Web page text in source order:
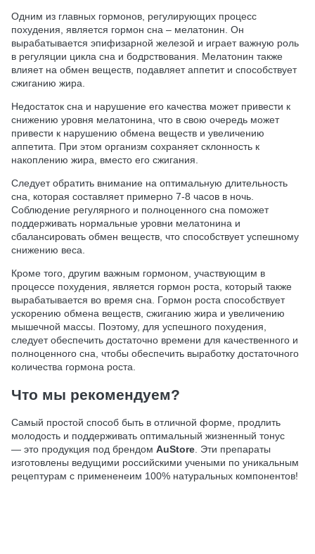
Одним из главных гормонов, регулирующих процесс
похудения, является гормон сна – мелатонин. Он
вырабатывается эпифизарной железой и играет важную роль
в регуляции цикла сна и бодрствования. Мелатонин также
влияет на обмен веществ, подавляет аппетит и способствует
сжиганию жира.
Недостаток сна и нарушение его качества может привести к
снижению уровня мелатонина, что в свою очередь может
привести к нарушению обмена веществ и увеличению
аппетита. При этом организм сохраняет склонность к
накоплению жира, вместо его сжигания.
Следует обратить внимание на оптимальную длительность
сна, которая составляет примерно 7-8 часов в ночь.
Соблюдение регулярного и полноценного сна поможет
поддерживать нормальные уровни мелатонина и
сбалансировать обмен веществ, что способствует успешному
снижению веса.
Кроме того, другим важным гормоном, участвующим в
процессе похудения, является гормон роста, который также
вырабатывается во время сна. Гормон роста способствует
ускорению обмена веществ, сжиганию жира и увеличению
мышечной массы. Поэтому, для успешного похудения,
следует обеспечить достаточно времени для качественного и
полноценного сна, чтобы обеспечить выработку достаточного
количества гормона роста.
Что мы рекомендуем?
Самый простой способ быть в отличной форме, продлить
молодость и поддерживать оптимальный жизненный тонус
— это продукция под брендом AuStore . Эти препараты
изготовлены ведущими российскими учеными по уникальным
рецептурам с примененеим 100% натуральных компонентов!